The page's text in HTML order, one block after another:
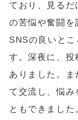
ており、見る
の苦悩や奮闘を
SNSの良いと
す。深夜に、投
ありました。ま
て交流し、悩み
ともできました